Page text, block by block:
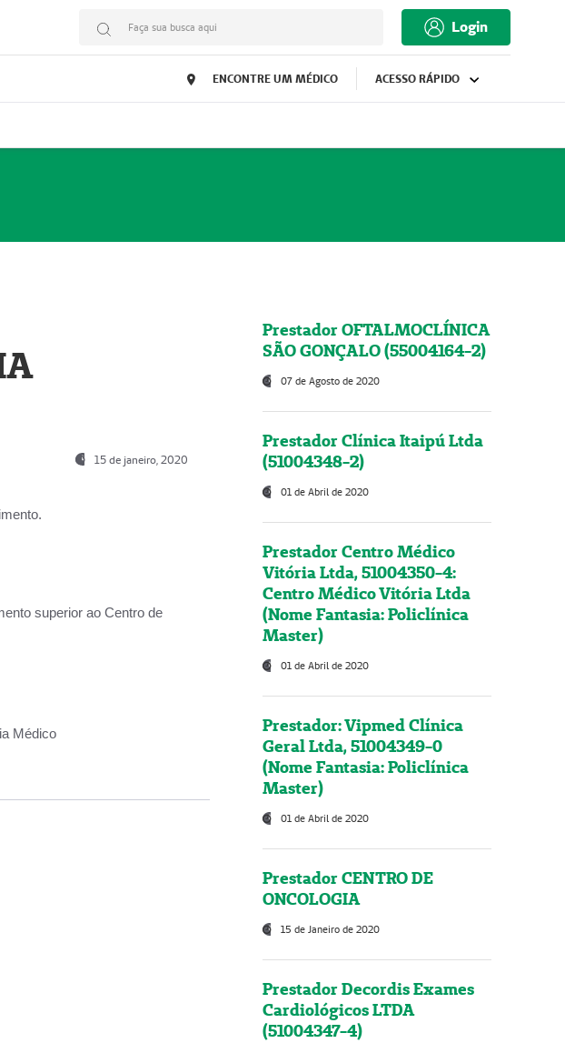
Faça sua busca aqui Login
ENCONTRE UM MÉDICO ACESSO RÁPIDO
15 de janeiro, 2020
superior ao Centro de
Médico
Prestador OFTALMOCLÍNICA
SÃO GONÇALO (55004164-2)
07 de Agosto de 2020
Prestador Clínica Itaipú Ltda
(51004348-2)
01 de Abril de 2020
Prestador Centro Médico
Vitória Ltda, 51004350-4:
Centro Médico Vitória Ltda
(Nome Fantasia: Policlínica
Master)
01 de Abril de 2020
Prestador: Vipmed Clínica
Geral Ltda, 51004349-0
(Nome Fantasia: Policlínica
Master)
01 de Abril de 2020
Prestador CENTRO DE
ONCOLOGIA
15 de Janeiro de 2020
Prestador Decordis Exames
Cardiológicos LTDA
(51004347-4)